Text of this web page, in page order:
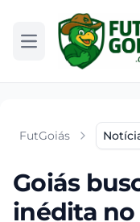
Abrir menu
FutGoiás
Goiás
inédita no